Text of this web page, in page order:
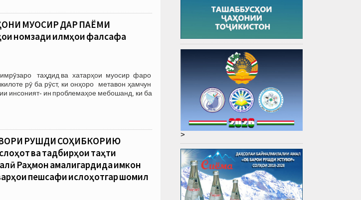
МУОСИР ДАР ПАЁМИ
номзади илмҳои фалсафа
таҳдид ва хатарҳои муосир фаро
рӯ ба рӯст, ки онҳоро метавон ҳамчун
инсоният- ин проблемаҳое мебошанд, ки ба
РУШДИ СОҲИБКОРИЮ
ва тадбирҳои таҳти
Раҳмон амалигардида имкон
пешсафи ислоҳотгар шомил
>